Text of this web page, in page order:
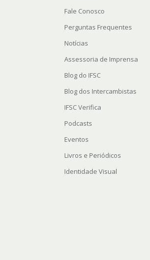
Fale Conosco
Perguntas Frequentes
Notícias
Assessoria de Imprensa
Blog do IFSC
Blog dos Intercambistas
IFSC Verifica
Podcasts
Eventos
Livros e Periódicos
Identidade Visual